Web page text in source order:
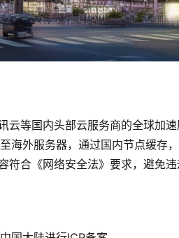
等国内头部云服务商的全球加速
海外服务器，通过国内节点缓存，
合《网络安全法》要求，避免违